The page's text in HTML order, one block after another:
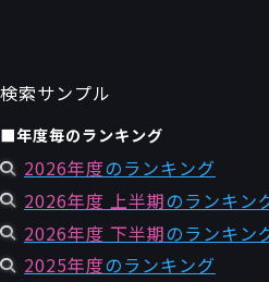
検索サンプル
■年度毎のランキング
2026年度のランキング
2026年度 上半期のランキン
2026年度 下半期のランキン
2025年度のランキング